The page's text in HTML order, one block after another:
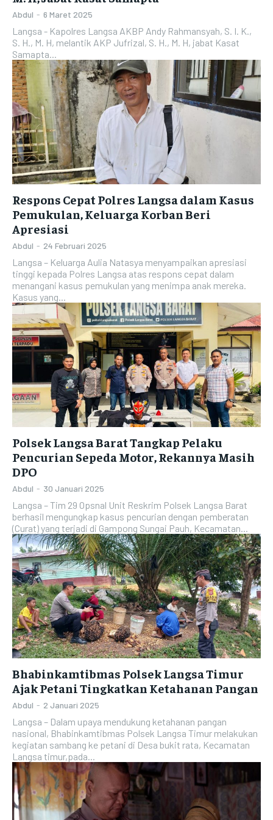
Abdul - 6 Maret 2025
Langsa - Kapolres Langsa AKBP Andy Rahmansyah, S. I. K.,
S. H., M. H, melantik AKP Jufrizal, S. H., M. H, jabat Kasat
Samapta...
Respons Cepat Polres Langsa dalam Kasus
Pemukulan, Keluarga Korban Beri
Apresiasi
Abdul - 24 Februari 2025
Langsa – Keluarga Aulia Natasya menyampaikan apresiasi
tinggi kepada Polres Langsa atas respons cepat dalam
menangani kasus pemukulan yang menimpa anak mereka.
Kasus yang...
Polsek Langsa Barat Tangkap Pelaku
Pencurian Sepeda Motor, Rekannya Masih
DPO
Abdul - 30 Januari 2025
Langsa – Tim 29 Opsnal Unit Reskrim Polsek Langsa Barat
berhasil mengungkap kasus pencurian dengan pemberatan
(Curat) yang terjadi di Gampong Sungai Pauh, Kecamatan...
Bhabinkamtibmas Polsek Langsa Timur
Ajak Petani Tingkatkan Ketahanan Pangan
Abdul - 2 Januari 2025
Langsa – Dalam upaya mendukung ketahanan pangan
nasional, Bhabinkamtibmas Polsek Langsa Timur melakukan
kegiatan sambang ke petani di Desa bukit rata, Kecamatan
Langsa timur,pada...